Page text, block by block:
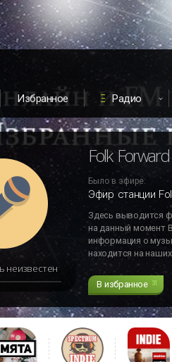
Избранное Радио
неизвестен
Folk
Было в эфире:
Эфир станции
Здесь выводится
на данный момент
информация о
находится на
В избранное 31